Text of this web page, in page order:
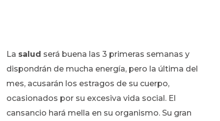
La salud será buena las 3 primeras semanas y
dispondrán de mucha energía, pero la última del
mes, acusarán los estragos de su cuerpo,
ocasionados por su excesiva vida social. El
cansancio hará mella en su organismo. Su gran